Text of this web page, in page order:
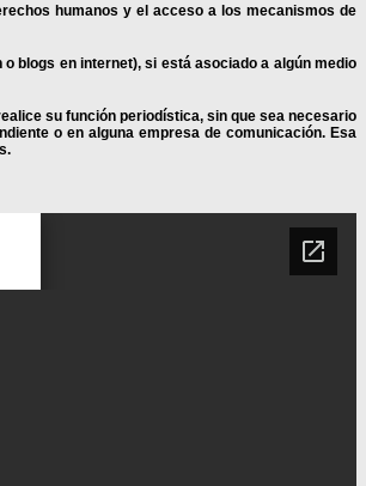
humanos y el acceso a los mecanismos de
blogs en internet), si está asociado a algún medio
su función periodística, sin que sea necesario
o en alguna empresa de comunicación. Esa